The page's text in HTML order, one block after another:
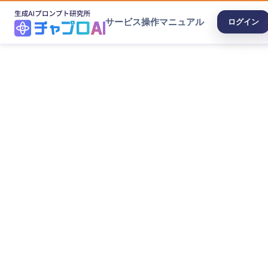
サービス操作マニュアル ログイン